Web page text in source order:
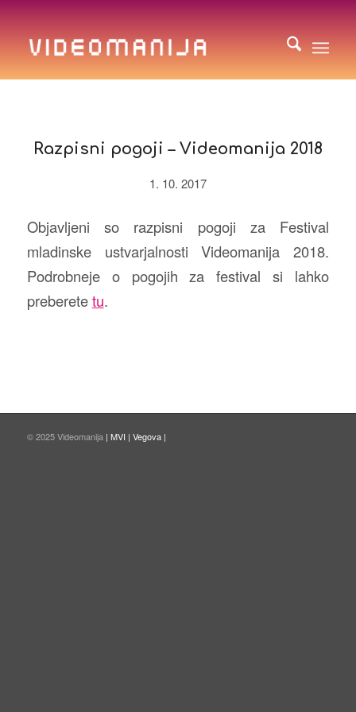
Razpisni pogoji – Videomanija 2018
1. 10. 2017
Objavljeni so razpisni pogoji za Festival
mladinske ustvarjalnosti Videomanija 2018.
Podrobneje o pogojih za festival si lahko
preberetetu.
© 2025 Videomanija | MVI | Vegova |